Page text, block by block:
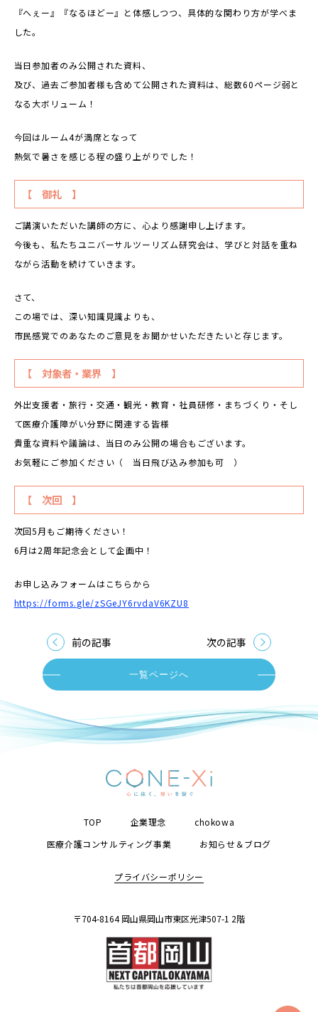
『へぇー』『なるほどー』と体感しつつ、具体的な関わり方が学べま
した。
当日参加者のみ公開された資料、
及び、過去ご参加者様も含めて公開された資料は、総数60ページ弱と
なる大ボリューム！
今回はルーム4が満席となって
熱気で暑さを感じる程の盛り上がりでした！
【 御礼 】
ご講演いただいた講師の方に、心より感謝申し上げます。
今後も、私たちユニバーサルツーリズム研究会は、学びと対話を重ね
ながら活動を続けていきます。
さて、
この場では、深い知識見識よりも、
市民感覚でのあなたのご意見をお聞かせいただきたいと存じます。
【 対象者・業界 】
外出支援者・旅行・交通・観光・教育・社員研修・まちづくり・そし
て医療介護障がい分野に関連する皆様
貴重な資料や議論は、当日のみ公開の場合もございます。
お気軽にご参加ください（ 当日飛び込み参加も可 ）
【 次回 】
次回5月もご期待ください！
6月は2周年記念会として企画中！
お申し込みフォームはこちらから
https://forms.gle/zSGeJY6rvdaV6KZU8
前の記事
一覧ページへ
次の記事
TOP 企業理念
chokowa
医療介護コンサルティング事業
お知らせ＆ブログ
プライバシーポリシー
〒704-8164 岡山県岡山市東区光津507-1 2階